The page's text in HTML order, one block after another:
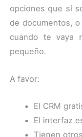
opciones que sí
de documentos,
cuando te vaya
pequeño.
A favor:
El CRM
El interfaz
Tienen